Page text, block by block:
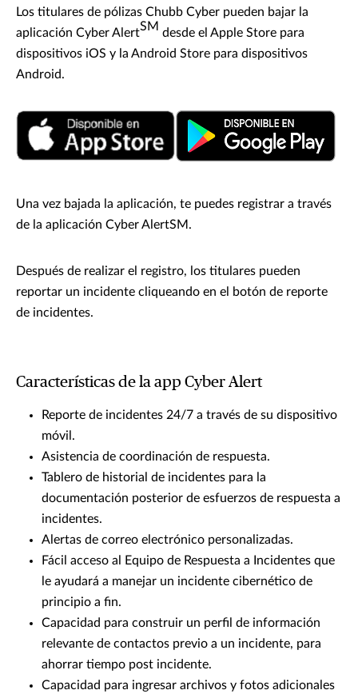
Los titulares de pólizas Chubb Cyber pueden bajar la
aplicación Cyber AlertSM desde el Apple Store para
dispositivos iOS y la Android Store para dispositivos
Android.
Una vez bajada la aplicación, te puedes registrar a través
de la aplicación Cyber AlertSM.
Después de realizar el registro, los titulares pueden
reportar un incidente cliqueando en el botón de reporte
de incidentes.
Características de la app Cyber Alert
Reporte de incidentes 24/7 a través de su dispositivo
móvil.
Asistencia de coordinación de respuesta.
Tablero de historial de incidentes para la
documentación posterior de esfuerzos de respuesta a
incidentes.
Alertas de correo electrónico personalizadas.
Fácil acceso al Equipo de Respuesta a Incidentes que
le ayudará a manejar un incidente cibernético de
principio a fin.
Capacidad para construir un perfil de información
relevante de contactos previo a un incidente, para
ahorrar tiempo post incidente.
Capacidad para ingresar archivos y fotos adicionales